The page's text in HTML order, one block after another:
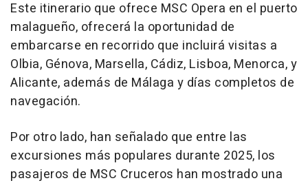
Este itinerario que ofrece MSC Opera en el puerto
malagueño, ofrecerá la oportunidad de
embarcarse en recorrido que incluirá visitas a
Olbia, Génova, Marsella, Cádiz, Lisboa, Menorca, y
Alicante, además de Málaga y días completos de
navegación.
Por otro lado, han señalado que entre las
excursiones más populares durante 2025, los
pasajeros de MSC Cruceros han mostrado una